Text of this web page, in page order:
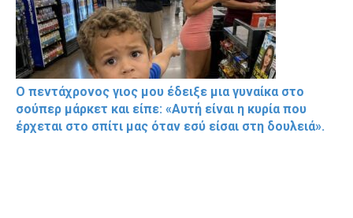
Ο πεντάχρονος γιος μου έδειξε μια γυναίκα στο
σούπερ μάρκετ και είπε: «Αυτή είναι η κυρία που
έρχεται στο σπίτι μας όταν εσύ είσαι στη δουλειά».